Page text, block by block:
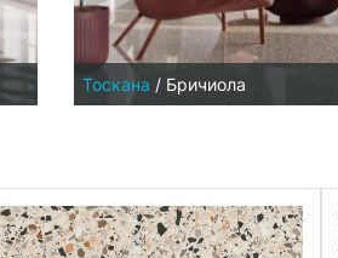
Тоскана / Бричиола